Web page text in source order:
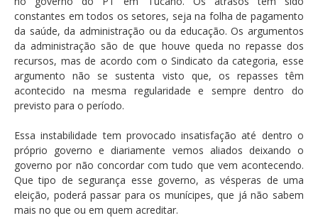
constantes em todos os setores, seja na folha de pagamento
da saúde, da administração ou da educação. Os argumentos
da administração são de que houve queda no repasse dos
recursos, mas de acordo com o Sindicato da categoria, esse
argumento não se sustenta visto que, os repasses têm
acontecido na mesma regularidade e sempre dentro do
previsto para o período.
Essa instabilidade tem provocado insatisfação até dentro o
próprio governo e diariamente vemos aliados deixando o
governo por não concordar com tudo que vem acontecendo.
Que tipo de segurança esse governo, as vésperas de uma
eleição, poderá passar para os munícipes, que já não sabem
mais no que ou em quem acreditar.